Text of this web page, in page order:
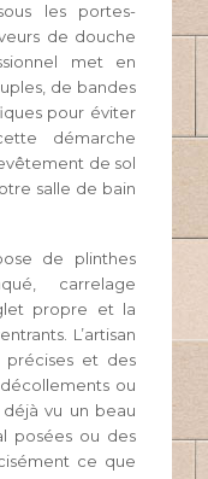
les portes-
de douche
met en
de bandes
pour éviter
démarche
de sol
salle de bain
de plinthes
carrelage
propre et la
L’artisan
précises et des
ou
déjà vu un beau
posées ou des
ce que